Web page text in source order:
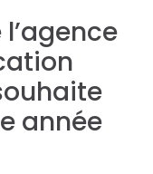
année